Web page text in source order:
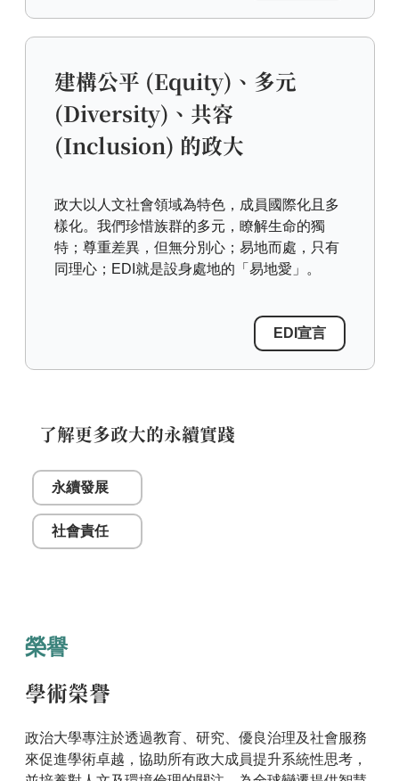
建構公平 (Equity)、多元
(Diversity)、共容
(Inclusion) 的政大
政大以人文社會領域為特色，成員國際化且多
樣化。我們珍惜族群的多元，瞭解生命的獨
特；尊重差異，但無分別心；易地而處，只有
同理心；EDI就是設身處地的「易地愛」。
EDI宣言
了解更多政大的永續實踐
永續發展
社會責任
榮譽
學術榮譽
政治大學專注於透過教育、研究、優良治理及社會服務
來促進學術卓越，協助所有政大成員提升系統性思考，